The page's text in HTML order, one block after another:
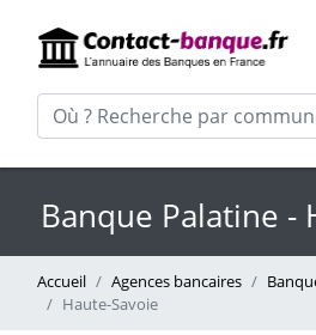
Banque Palatine -
Accueil Agences bancaires
Haute-Savoie